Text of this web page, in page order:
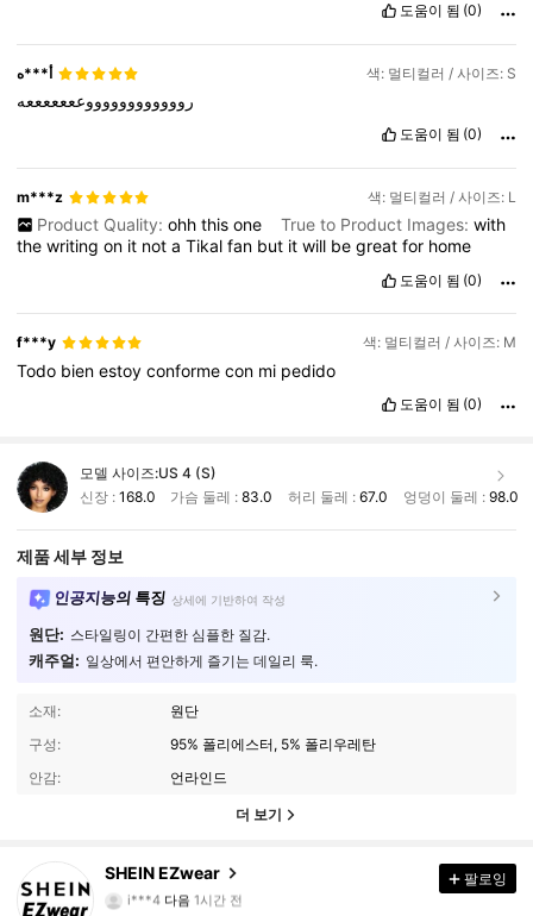
도움이 됨 (0)
أ***ه 색: 멀티컬러 / 사이즈: S
رووووووووووووعععععععه
도움이 됨 (0)
m***z 색: 멀티컬러 / 사이즈: L
Product Quality: ohh this one True to Product Images: with
thewritingon it notaTikalfan but itwill begreatfor home
도움이 됨 (0)
f***y 색: 멀티컬러 / 사이즈: M
Todo bienestoyconformecon mi pedido
도움이 됨 (0)
모델 사이즈:US 4 (S)
신장 : 168.0 가슴 둘레 :83.0 허리 둘레 : 67.0 엉덩이 둘레 : 98.0
제품 세부 정보
인공지능의 특징 상세에 기반하여 작성
원단: 스타일링이 간편한 심플한 질감.
캐주얼: 일상에서 편안하게 즐기는 데일리 룩.
소재:
원단
구성:
95% 폴리에스터, 5% 폴리우레탄
안감:
언라인드
더 보기
SHEIN EZwear
4.91
i***4 다음 1시간 전
팔로잉